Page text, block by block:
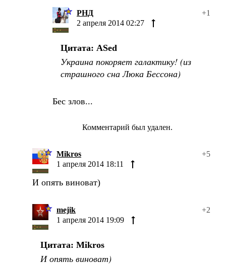
РНД
+1
2 апреля 2014 02:27
Цитата: ASed
Украина покоряет галактику! (из
страшного сна Люка Бессона)
Бес злов...
Комментарий был удален.
Mikros
+5
1 апреля 2014 18:11
И опять виноват)
mejik
+2
1 апреля 2014 19:09
Цитата: Mikros
И опять виноват)